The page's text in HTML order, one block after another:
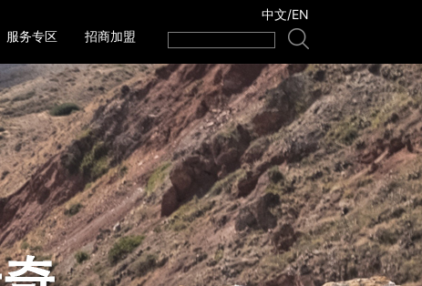
服务专区 招商加盟
中文/EN